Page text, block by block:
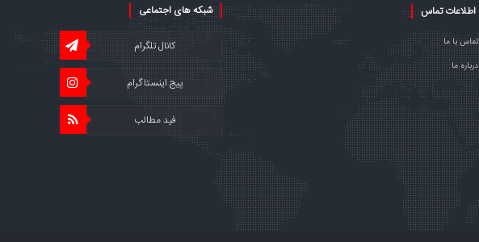
اطلاعات تماس
تماس با ما
درباره ما
شبکه های اجتماعی
کانال تلگرام
پیج اینستاگرام
فید مطالب